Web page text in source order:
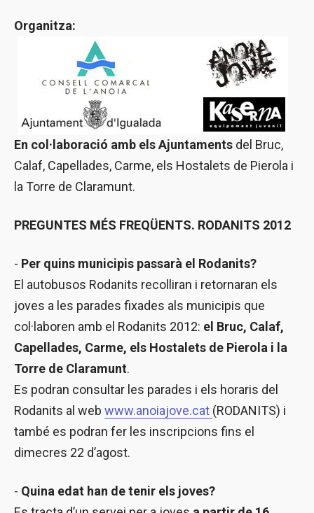
Organitza:
En col·laboració amb els Ajuntaments del Bruc,
Calaf, Capellades, Carme, els Hostalets de Pierola i
la Torre de Claramunt.
PREGUNTES MÉS FREQÜENTS. RODANITS 2012
- Per quins municipis passarà el Rodanits?
El autobusos Rodanits recolliran i retornaran els
joves a les parades fixades als municipis que
col·laboren amb el Rodanits 2012: el Bruc, Calaf,
Capellades, Carme, els Hostalets de Pierola i la
Torre de Claramunt.
Es podran consultar les parades i els horaris del
Rodanits al web www.anoiajove.cat (RODANITS) i
també es podran fer les inscripcions fins el
dimecres 22 d’agost.
- Quina edat han de tenir els joves?